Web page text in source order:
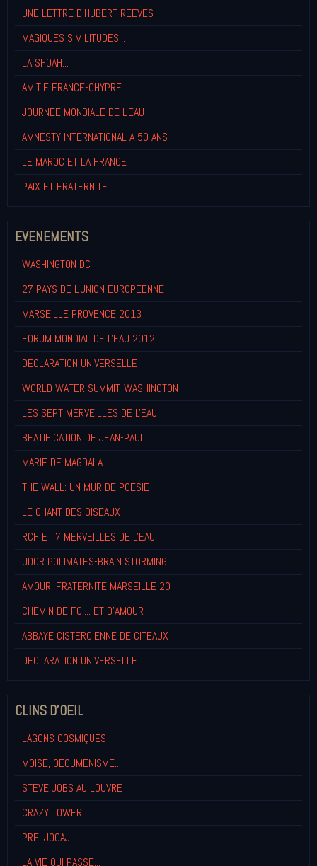
UNE LETTRE D'HUBERT REEVES
MAGIQUES SIMILITUDES...
LA SHOAH...
AMITIE FRANCE-CHYPRE
JOURNEE MONDIALE DE L'EAU
AMNESTY INTERNATIONAL A 50 ANS
LE MAROC ET LA FRANCE
PAIX ET FRATERNITE
EVENEMENTS
WASHINGTON DC
27 PAYS DE L'UNION EUROPEENNE
MARSEILLE PROVENCE 2013
FORUM MONDIAL DE L'EAU 2012
DECLARATION UNIVERSELLE
WORLD WATER SUMMIT-WASHINGTON
LES SEPT MERVEILLES DE L'EAU
BEATIFICATION DE JEAN-PAUL II
MARIE DE MAGDALA
THE WALL: UN MUR DE POESIE
LE CHANT DES OISEAUX
RCF ET 7 MERVEILLES DE L'EAU
UDOR POLIMATES-BRAIN STORMING
AMOUR, FRATERNITE MARSEILLE 20
CHEMIN DE FOI... ET D'AMOUR
ABBAYE CISTERCIENNE DE CITEAUX
DECLARATION UNIVERSELLE
CLINS D'OEIL
LAGONS COSMIQUES
MOISE, OECUMENISME...
STEVE JOBS AU LOUVRE
CRAZY TOWER
PRELJOCAJ
LA VIE QUI PASSE...